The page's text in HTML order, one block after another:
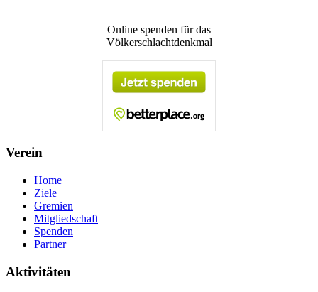
Online spenden für das
Völkerschlachtdenkmal
Verein
Home
Ziele
Gremien
Mitgliedschaft
Spenden
Partner
Aktivitäten